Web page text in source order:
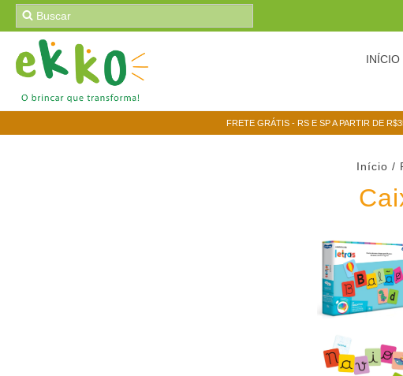
INÍCIO
FRETE GRÁTIS - RS E SP A PARTIR DE
Início /